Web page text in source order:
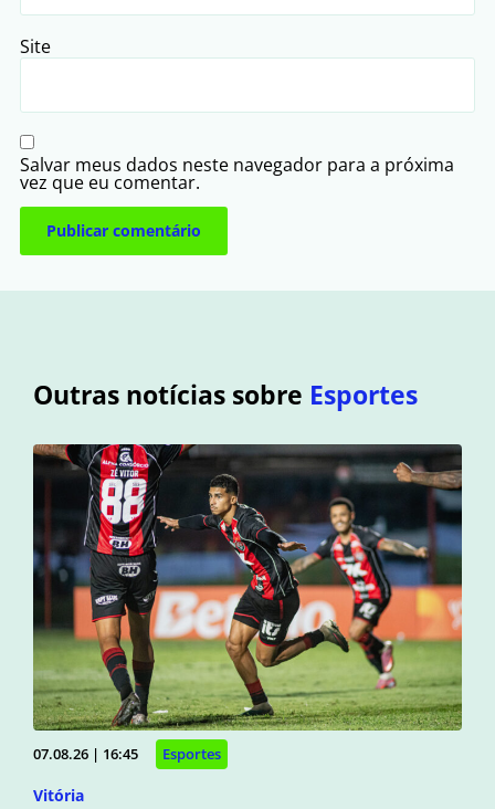
Site
Salvar meus dados neste navegador para a próxima
vez que eu comentar.
Outras notícias sobre Esportes
07.08.26 | 16:45 Esportes
Vitória